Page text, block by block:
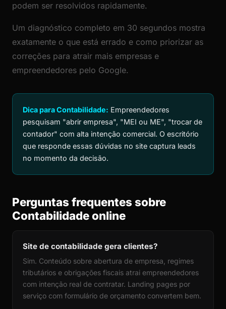
podem ser resolvidos rapidamente.
Um diagnóstico completo em 30 segundos mostra
exatamente o que está errado e como priorizar as
correções para atrair mais empresas e
empreendedores pelo Google.
Dica para Contabilidade: Empreendedores
pesquisam "abrir empresa", "MEI ou ME", "trocar de
contador" com alta intenção comercial. O escritório
que responde essas dúvidas no site captura leads
no momento da decisão.
Perguntas frequentes sobre
Contabilidade online
Site de contabilidade gera clientes?
Sim. Conteúdo sobre abertura de empresa, regimes
tributários e obrigações fiscais atrai empreendedores
com intenção real de contratar. Landing pages por
serviço com formulário de orçamento convertem bem.